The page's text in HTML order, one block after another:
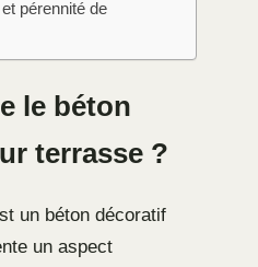
pérennité de
le béton
terrasse ?
un béton décoratif
un aspect